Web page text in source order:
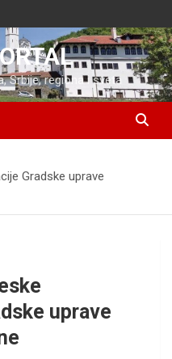
Srbije, regiona i sveta
Gradske uprave
uprave